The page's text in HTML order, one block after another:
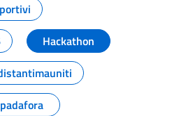
Hackathon